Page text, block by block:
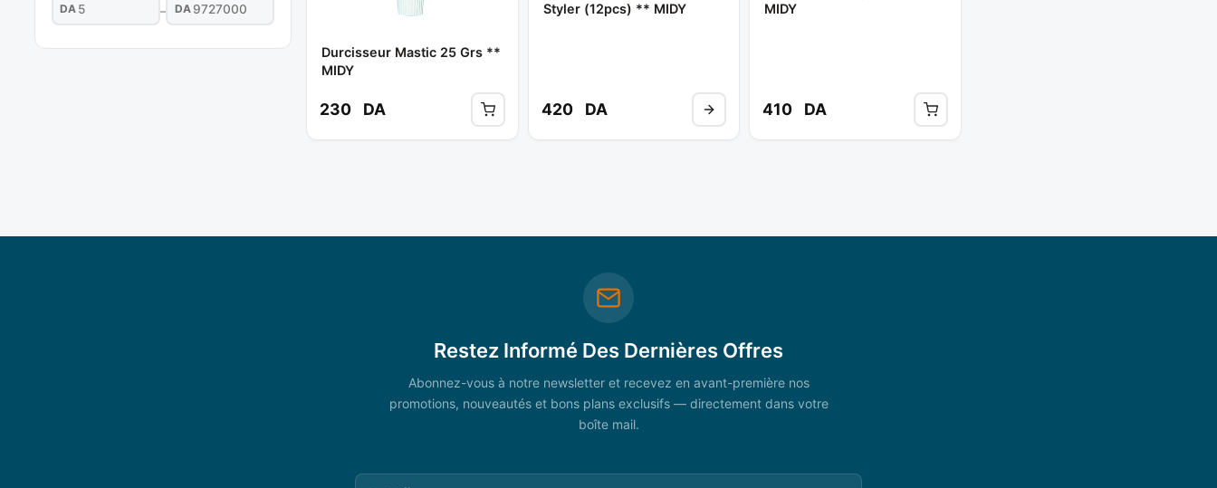
DA – DA
Durcisseur Mastic 25 Grs **
MIDY
230 DA
Styler (12pcs) ** MIDY
420 DA
MIDY
410 DA
Restez Informé Des Dernières Offres
Abonnez-vous à notre newsletter et recevez en avant-première nos
promotions, nouveautés et bons plans exclusifs — directement dans votre
boîte mail.